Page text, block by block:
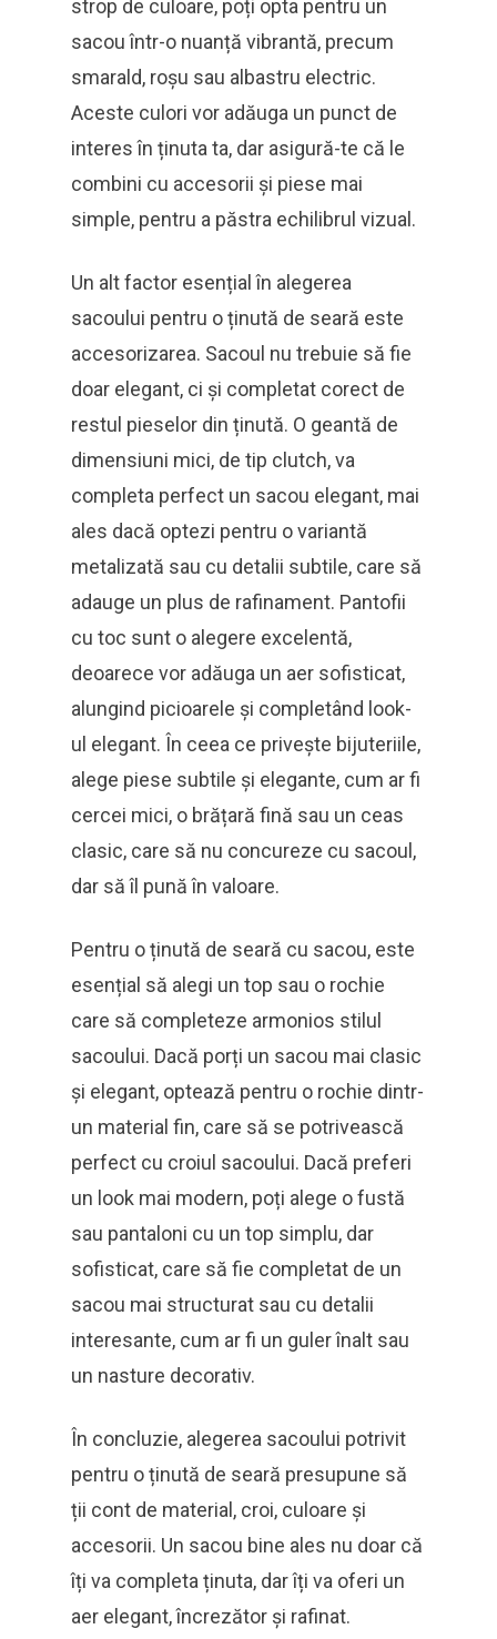
strop de culoare, poți opta pentru un
sacou într-o nuanță vibrantă, precum
smarald, roșu sau albastru electric.
Aceste culori vor adăuga un punct de
interes în ținuta ta, dar asigură-te că le
combini cu accesorii și piese mai
simple, pentru a păstra echilibrul vizual.
Un alt factor esențial în alegerea
sacoului pentru o ținută de seară este
accesorizarea. Sacoul nu trebuie să fie
doar elegant, ci și completat corect de
restul pieselor din ținută. O geantă de
dimensiuni mici, de tip clutch, va
completa perfect un sacou elegant, mai
ales dacă optezi pentru o variantă
metalizată sau cu detalii subtile, care să
adauge un plus de rafinament. Pantofii
cu toc sunt o alegere excelentă,
deoarece vor adăuga un aer sofisticat,
alungind picioarele și completând look-
ul elegant. În ceea ce privește bijuteriile,
alege piese subtile și elegante, cum ar fi
cercei mici, o brățară fină sau un ceas
clasic, care să nu concureze cu sacoul,
dar să îl pună în valoare.
Pentru o ținută de seară cu sacou, este
esențial să alegi un top sau o rochie
care să completeze armonios stilul
sacoului. Dacă porți un sacou mai clasic
și elegant, optează pentru o rochie dintr-
un material fin, care să se potrivească
perfect cu croiul sacoului. Dacă preferi
un look mai modern, poți alege o fustă
sau pantaloni cu un top simplu, dar
sofisticat, care să fie completat de un
sacou mai structurat sau cu detalii
interesante, cum ar fi un guler înalt sau
un nasture decorativ.
În concluzie, alegerea sacoului potrivit
pentru o ținută de seară presupune să
ții cont de material, croi, culoare și
accesorii. Un sacou bine ales nu doar că
îți va completa ținuta, dar îți va oferi un
aer elegant, încrezător și rafinat.